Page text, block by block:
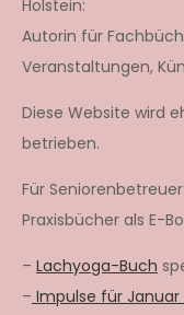
Holstein:
Autorin für
Veranstaltungen,
Diese Website wird
betrieben.
Für
Praxisbücher als E-
– Lachyoga-Buch
– Impulse für Januar